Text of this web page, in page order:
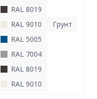
RAL 8019
RAL 9010
Грунт
RAL 5005
RAL 7004
RAL 8019
RAL 9010